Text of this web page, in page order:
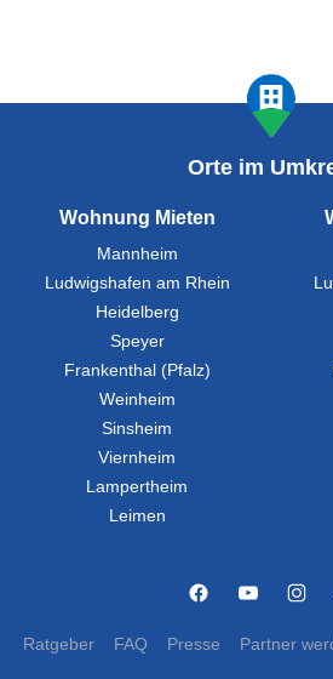
Orte im
Wohnung Mieten
Mannheim
Ludwigshafen am Rhein
Heidelberg
Speyer
Frankenthal (Pfalz)
Weinheim
Sinsheim
Viernheim
Lampertheim
Leimen
Ratgeber FAQ Presse Partner